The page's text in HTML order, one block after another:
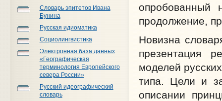
Словарь эпитетов Ивана
Бунина
Русская идиоматика
Социолингвистика
Электронная база данных
«Географическая
терминология Европейского
севера России»
Русский идеографический
словарь
опробованный
продолжение,
Новизна
презентация
моделей
типа. Цели и
описании